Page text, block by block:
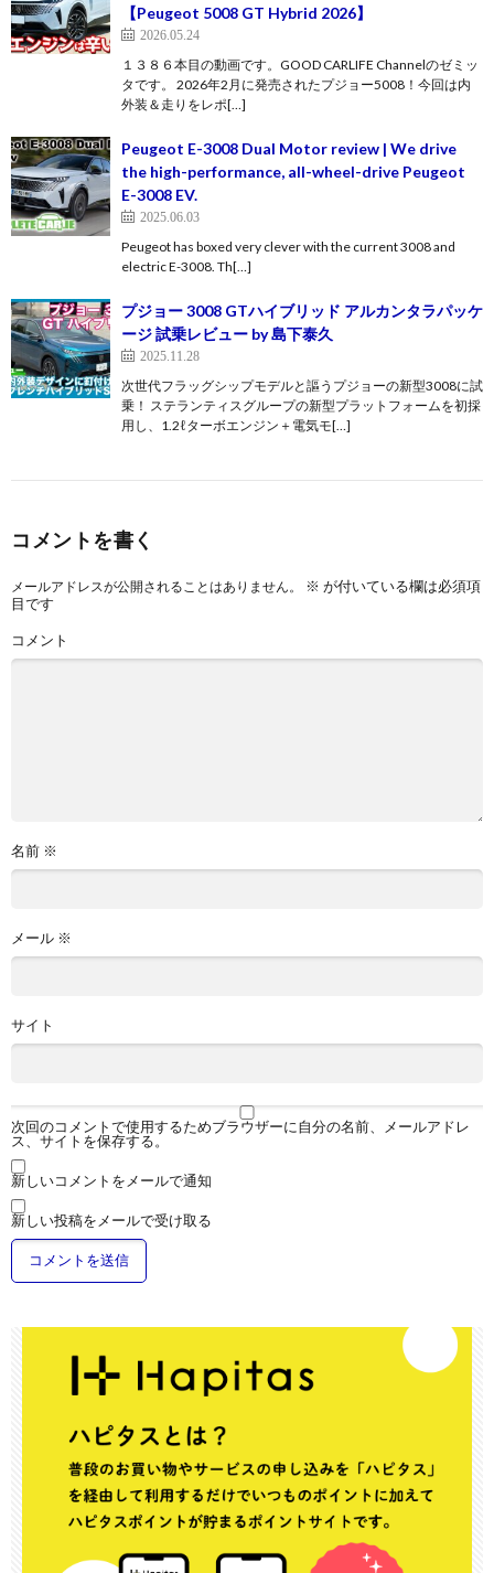
【Peugeot 5008 GT Hybrid 2026】
2026.05.24
１３８６本目の動画です。GOOD CARLIFE Channelのゼミッ
タです。 2026年2月に発売されたプジョー5008！今回は内
外装＆走りをレポ[…]
Peugeot E-3008 Dual Motor review | We drive
the high-performance, all-wheel-drive Peugeot
E-3008 EV.
2025.06.03
Peugeot has boxed very clever with the current 3008 and
electric E-3008. Th[…]
プジョー 3008 GTハイブリッド アルカンタラパッケ
ージ 試乗レビュー by 島下泰久
2025.11.28
次世代フラッグシップモデルと謳うプジョーの新型3008に試
乗！ ステランティスグループの新型プラットフォームを初採
用し、1.2ℓターボエンジン＋電気モ[…]
コメントを書く
メールアドレスが公開されることはありません。 ※ が付いている欄は必須項
目です
コメント
名前 ※
メール ※
サイト
次回のコメントで使用するためブラウザーに自分の名前、メールアドレ
ス、サイトを保存する。
新しいコメントをメールで通知
新しい投稿をメールで受け取る